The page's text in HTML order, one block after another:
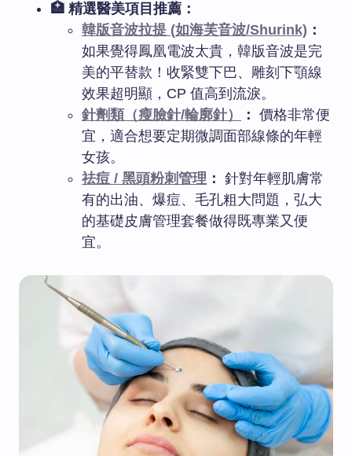
🏥 精選醫美項目推薦：
韓版音波拉提 (如海芙音波/Shurink) ：
如果覺得鳳凰電波太貴，韓版音波是完
美的平替款！收緊雙下巴、雕刻下顎線
效果超明顯，CP 值高到流淚。
針劑類（瘦臉針/輪廓針）
： 價格非常便
宜，適合想要定期微調面部線條的年輕
女孩。
祛痘 / 黑頭粉刺管理 ： 針對年輕肌膚常
有的出油、爆痘、毛孔粗大問題，弘大
的基礎皮膚管理套餐做得既專業又便
宜。